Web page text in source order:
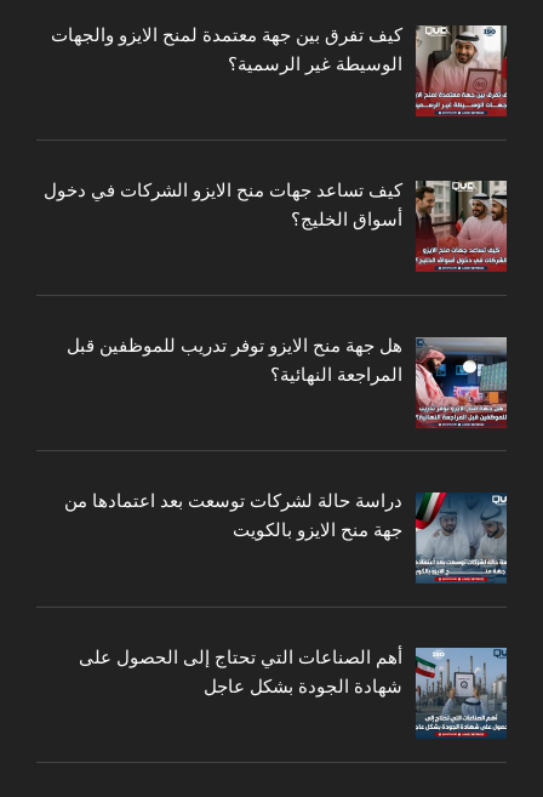
كيف تفرق بين جهة معتمدة لمنح الايزو والجهات
الوسيطة غير الرسمية؟
كيف تساعد جهات منح الايزو الشركات في دخول
أسواق الخليج؟
هل جهة منح الايزو توفر تدريب للموظفين قبل
المراجعة النهائية؟
دراسة حالة لشركات توسعت بعد اعتمادها من
جهة منح الايزو بالكويت
أهم الصناعات التي تحتاج إلى الحصول على
شهادة الجودة بشكل عاجل